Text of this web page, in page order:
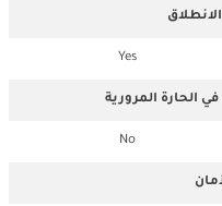
Yes
الحارة المرورية
No